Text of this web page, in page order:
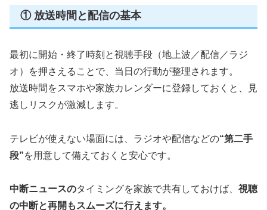
① 放送時間と配信の基本
最初に開始・終了時刻と視聴手段（地上波／配信／ラジ
オ）を押さえることで、当日の行動が整理されます。
放送時間をスマホや家族カレンダーに登録しておくと、見
逃しリスクが激減します。
テレビが使えない場面には、ラジオや配信などの“第二手
段”を用意して備えておくと安心です。
中断ニュースのタイミングを家族で共有しておけば、 視聴
の中断と再開もスムーズに行えます。